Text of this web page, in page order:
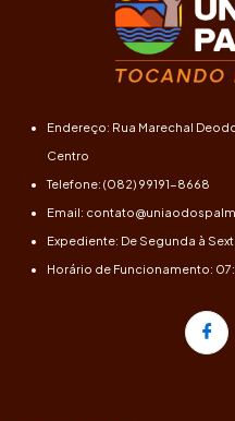
Endereço: Rua Marechal
Centro
Telefone: (082) 99191-8668
Email:
Expediente: De Segunda à
Horário de Funcionamento: